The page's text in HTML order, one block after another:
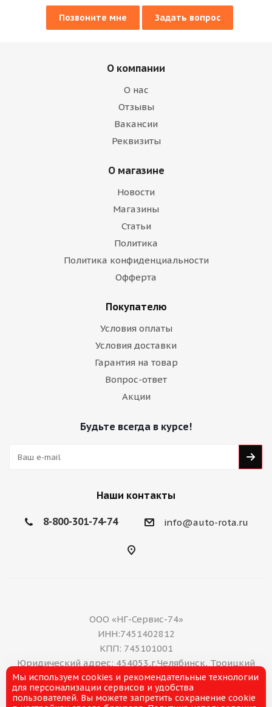
Позвоните мне Задать вопрос
О компании
О нас
Отзывы
Вакансии
Реквизиты
О магазине
Новости
Магазины
Статьи
Политика
Политика конфиденциальности
Офферта
Покупателю
Условия оплаты
Условия доставки
Гарантия на товар
Вопрос-ответ
Акции
Будьте всегда в курсе!
Наши контакты
8-800-301-74-74 info@auto-rota.ru
ООО «НГ-Сервис-74»
ИНН:7451402812
КПП: 745101001
Юридический адрес: 454053,г.Челябинск, Троицкий
тракт, дом 11 А, нежилое помещение 16
E-mail: office@ng-servis.ru
Мы используем cookies и рекомендательные технологии
для персонализации сервисов и удобства
пользователей. Вы можете запретить сохранение cookie